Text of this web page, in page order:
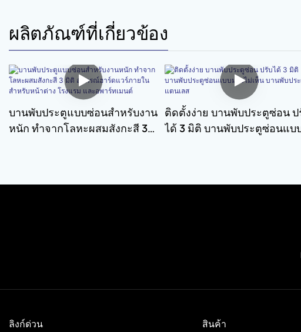
ผลิตภัณฑ์ที่เกี่ยวข้อง
บานพับประตูแบบซ่อนสำหรับงาน
หนัก ทำจากโลหะผสมสังกะสี 3
ติดตั้งง่าย บานพับประตูซ่อน ป
ได้ 3 มิติ บานพับประตูซ่อนแบ
ลิงก์ด่วน สินค้า